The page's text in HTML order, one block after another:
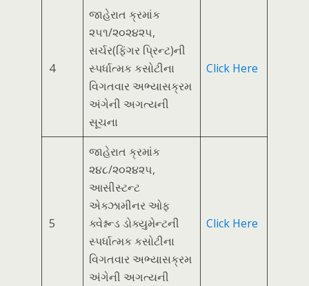
4
જાહેરાત ક્રમાંક
૨૫૧/૨૦૨૪૨૫,
સર્ચર(ફિંગર પ્રિન્ટ)ની
સ્પર્ધાત્મક કસોટીના
વિગતવાર અભ્યાસક્રમ
અંગેની અગત્યની
સૂચના
Click Here
5
જાહેરાત ક્રમાંક
૨૪૮/૨૦૨૪૨૫,
આસીસ્ટન્ટ
એક્ઝામીનર ઓફ
ક્વેશ્નન્ડ ડોક્યુમેન્ટની
સ્પર્ધાત્મક કસોટીના
વિગતવાર અભ્યાસક્રમ
અંગેની અગત્યની
Click Here